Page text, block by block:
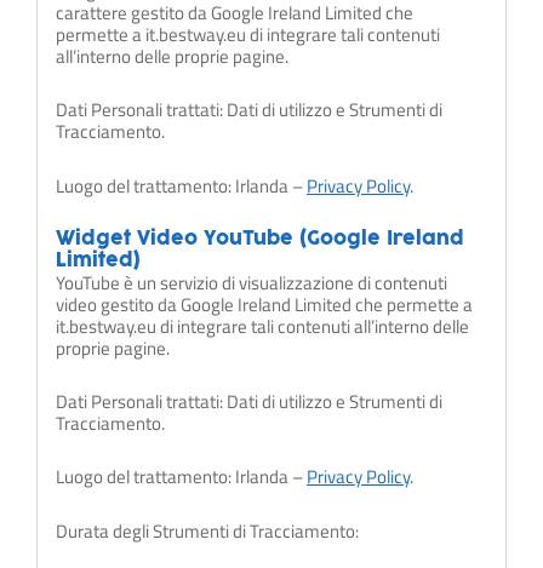
carattere gestito da Google Ireland Limited che
permette a it.bestway.eu di integrare tali contenuti
all’interno delle proprie pagine.
Dati Personali trattati: Dati di utilizzo e Strumenti di
Tracciamento.
Luogo del trattamento: Irlanda –Privacy Policy.
Widget Video YouTube (Google Ireland
Limited)
YouTube è un servizio di visualizzazione di contenuti
video gestito da Google Ireland Limited che permette a
it.bestway.eu di integrare tali contenuti all’interno delle
proprie pagine.
Dati Personali trattati: Dati di utilizzo e Strumenti di
Tracciamento.
Luogo del trattamento: Irlanda –Privacy Policy.
Durata degli Strumenti di Tracciamento: